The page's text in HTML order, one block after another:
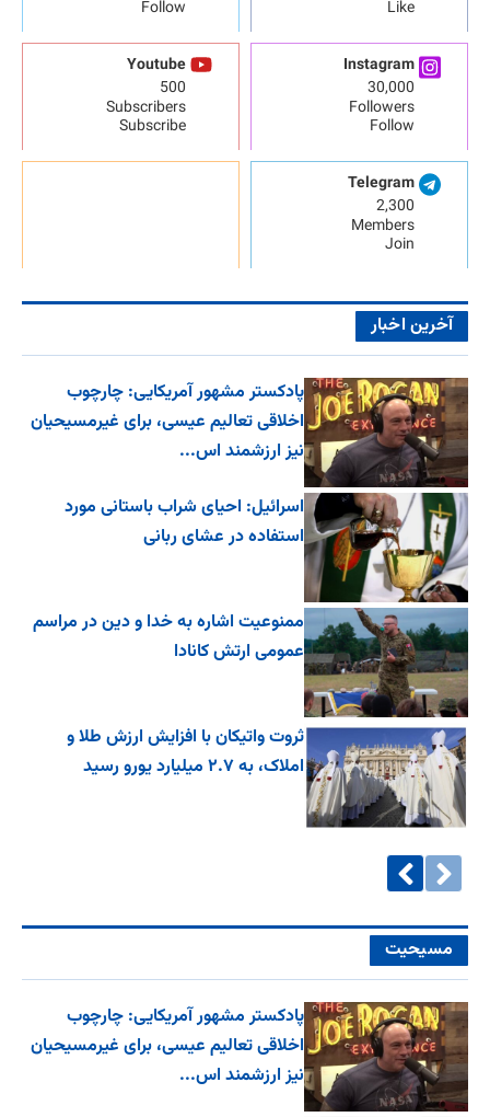
Like
Follow
Instagram
30,000
Followers
Follow
Youtube
500
Subscribers
Subscribe
Telegram
2,300
Members
Join
آخرین اخبار
پادکستر مشهور آمریکایی: چارچوب
اخلاقی تعالیم عیسی، برای غیرمسیحیان
نیز ارزشمند اس...
اسرائیل: احیای شراب باستانی مورد
استفاده در عشای ربانی
ممنوعیت اشاره به خدا و دین در مراسم
عمومی ارتش کانادا
ثروت واتیکان با افزایش ارزش طلا و
املاک، به ۲.۷ میلیارد یورو رسید
مسیحیت
پادکستر مشهور آمریکایی: چارچوب
اخلاقی تعالیم عیسی، برای غیرمسیحیان
نیز ارزشمند اس...